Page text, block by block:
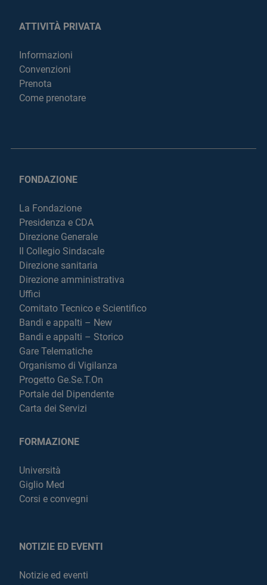
ATTIVITÀ PRIVATA
Informazioni
Convenzioni
Prenota
Come prenotare
FONDAZIONE
La Fondazione
Presidenza e CDA
Direzione Generale
Il Collegio Sindacale
Direzione sanitaria
Direzione amministrativa
Uffici
Comitato Tecnico e Scientifico
Bandi e appalti – New
Bandi e appalti – Storico
Gare Telematiche
Organismo di Vigilanza
Progetto Ge.Se.T.On
Portale del Dipendente
Carta dei Servizi
FORMAZIONE
Università
Giglio Med
Corsi e convegni
NOTIZIE ED EVENTI
Notizie ed eventi